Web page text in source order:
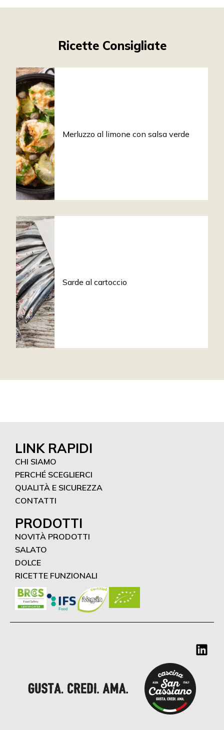
Ricette Consigliate
Merluzzo al limone con salsa verde
Sarde al cartoccio
LINK RAPIDI
CHI SIAMO
PERCHÉ SCEGLIERCI
QUALITÀ E SICUREZZA
CONTATTI
PRODOTTI
NOVITÀ PRODOTTI
SALATO
DOLCE
RICETTE FUNZIONALI